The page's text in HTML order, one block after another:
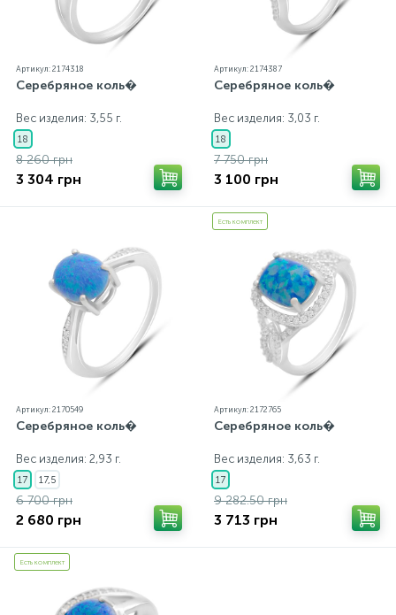
Артикул: 2174318
Серебряное коль�
Вес изделия: 3,55 г.
18
8 260 грн
3 304 грн
Артикул: 2174387
Серебряное коль�
Вес изделия: 3,03 г.
18
7 750 грн
3 100 грн
Артикул: 2170549
Серебряное коль�
Вес изделия: 2,93 г.
17 17,5
6 700 грн
2 680 грн
Есть комплект
Артикул: 2172765
Серебряное коль�
Вес изделия: 3,63 г.
17
9 282.50 грн
3 713 грн
Есть комплект